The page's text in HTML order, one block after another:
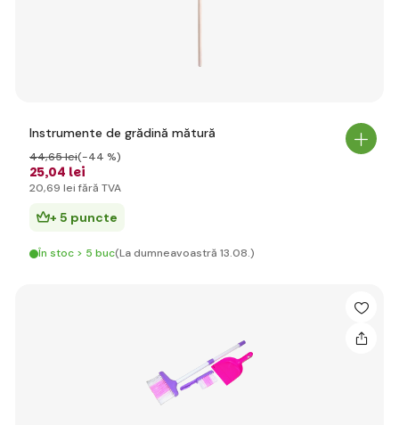
Instrumente de grădină mătură
25,04 lei
44,65 lei(-44 %)
20,69 lei fără TVA
+ 5 puncte
În stoc > 5 buc(La dumneavoastră 13.08.)